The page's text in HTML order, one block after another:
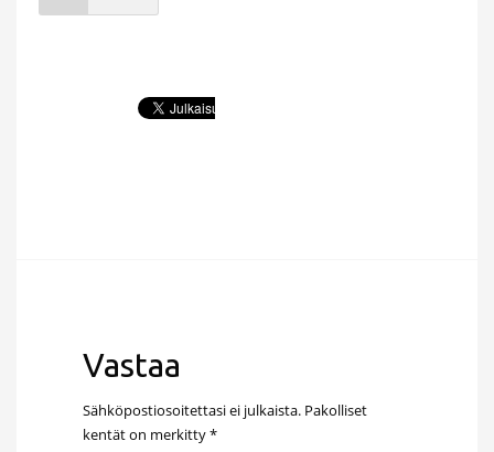
Vastaa
Sähköpostiosoitettasi ei julkaista. Pakolliset
kentät on merkitty*